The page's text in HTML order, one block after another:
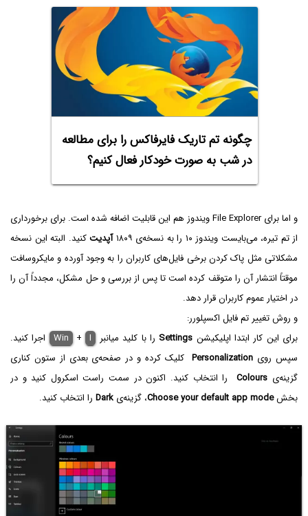
چگونه تم تاریک فایرفاکس را برای مطالعه
در شب به صورت خودکار فعال کنیم؟
و اما برای File Explorer ویندوز هم این قابلیت اضافه شده است. برای برخورداری
از تم تیره، می‌بایست ویندوز ۱۰ را به نسخه‌ی ۱۸۰۹
آپدیتکنید. البته این نسخه
مشکلاتی مثل پاک کردن برخی فایل‌های کاربران را به وجود آورده و مایکروسافت
موقتاً انتشار آن را متوقف کرده است تا پس از بررسی و حل مشکل، مجدداً آن را
در اختیار عموم کاربران قرار دهد.
و روش تغییر تم فایل اکسپلورر:
برای این کار ابتدا اپلیکیشن Settings را با کلید میانبر Win + I
اجرا کنید.
سپس روی Personalization کلیک کرده و در صفحه‌ی بعدی از ستون کناری
گزینه‌ی Coloursرا انتخاب کنید. اکنون در سمت راست اسکرول کنید و در
بخشChoose your default app mode، گزینه‌ی Dark را انتخاب کنید.